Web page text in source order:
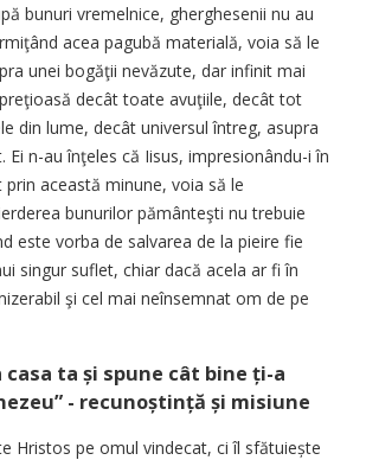
bunuri vremelnice, gherghesenii nu au
acea pagubă materială, voia să le
unei bogăţii nevăzute, dar infinit mai
decât toate avuţiile, decât tot
din lume, decât universul întreg, asupra
Ei n-au înţeles că Iisus, impresionându-i în
prin această minune, voia să le
bunurilor pământeşti nu trebuie
este vorba de salvarea de la pieire fie
singur suflet, chiar dacă acela ar fi în
şi cel mai neînsemnat om de pe
ta și spune cât bine ți-a
- recunoștință și misiune
Hristos pe omul vindecat, ci îl sfătuiește